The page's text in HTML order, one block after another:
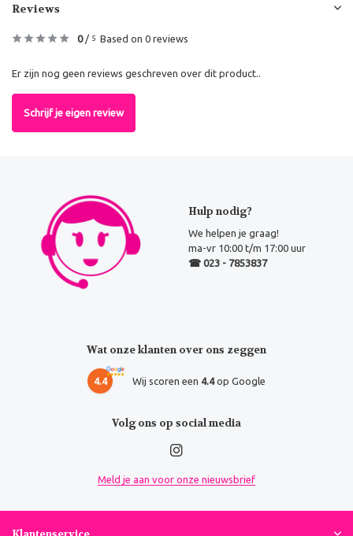
Reviews
0/ 5 Based on 0 reviews
Er zijn nog geen reviews geschreven over dit product..
Schrijf je eigen review
Hulp nodig?
We helpen je graag!
ma-vr 10:00 t/m 17:00 uur
☎ 023 - 7853837
Wat onze klanten over ons zeggen
4.4 Wij scoren een 4.4op Google
Volg ons op social media
Meld je aan voor onze nieuwsbrief